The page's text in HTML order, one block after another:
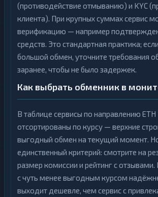
(противодействие отмыванию) и KYC
клиента). При крупных суммах сервис
верификацию — например
средств. Это стандартная практика;
большой обмен, уточните требования
заранее, чтобы не было задержек.
Как выбрать обменник в
В таблице сервисы по направлению
отсортированы по курсу — верхние
выгодный обмен на текущий момент.
единственный критерий: смотрите на
размер комиссии и рейтинг с отзывами.
с чуть менее выгодным курсом
выходит дешевле, чем сервис с